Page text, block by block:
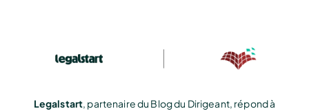
Legalstart, partenaire du Blog du Dirigeant, répond à